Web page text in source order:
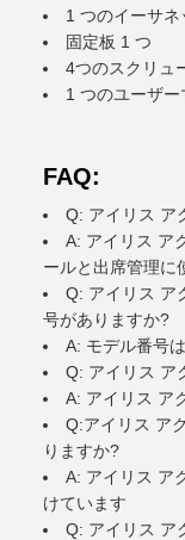
1 つのイーサ
固定板 1 つ
4つのスクリュ
1 つのユーザ
FAQ:
Q: アイリス ア
A: アイリス ア
ールと出席管理に
Q: アイリス ア
号がありますか?
A: モデル番号
Q: アイリス ア
A: アイリス ア
Q:アイリス ア
りますか?
A: アイリス ア
けています
Q: アイリス ア